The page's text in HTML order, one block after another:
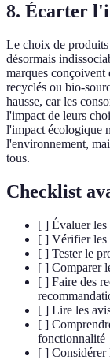
8. Écarter
Le choix de produits
désormais
marques conçoivent
recyclés ou bio-
hausse, car les
l'impact de leurs
l'impact écologique
l'environnement,
tous.
Checklist
[ ] Évaluer les
[ ] Vérifier les
[ ] Tester le
[ ] Comparer
[ ] Faire des
[ ] Lire les
[ ]
fonctionnalité
[ ]